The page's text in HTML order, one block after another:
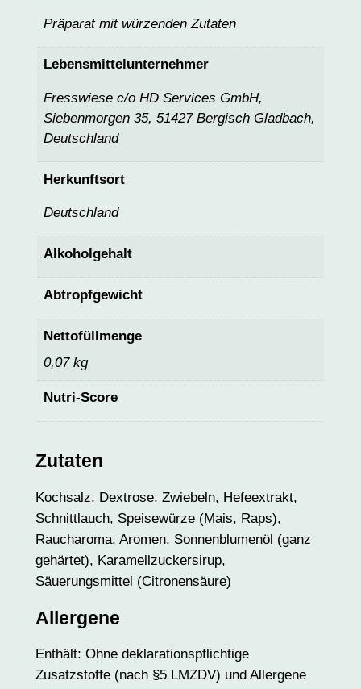
Präparat mit würzenden Zutaten
Lebensmittelunternehmer
Fresswiese c/o HD Services GmbH,
Siebenmorgen 35, 51427 Bergisch Gladbach,
Deutschland
Herkunftsort
Deutschland
Alkoholgehalt
Abtropfgewicht
Nettofüllmenge
0,07 kg
Nutri-Score
Zutaten
Kochsalz, Dextrose, Zwiebeln, Hefeextrakt,
Schnittlauch, Speisewürze (Mais, Raps),
Raucharoma, Aromen, Sonnenblumenöl (ganz
gehärtet), Karamellzuckersirup,
Säuerungsmittel (Citronensäure)
Allergene
Enthält: Ohne deklarationspflichtige
Zusatzstoffe (nach §5 LMZDV) und Allergene